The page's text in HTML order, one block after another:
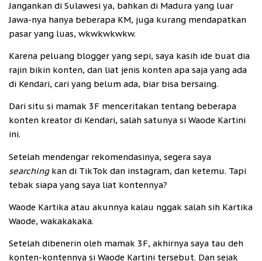
Jangankan di Sulawesi ya, bahkan di Madura yang luar
Jawa-nya hanya beberapa KM, juga kurang mendapatkan
pasar yang luas, wkwkwkwkw.
Karena peluang blogger yang sepi, saya kasih ide buat dia
rajin bikin konten, dan liat jenis konten apa saja yang ada
di Kendari, cari yang belum ada, biar bisa bersaing.
Dari situ si mamak 3F menceritakan tentang beberapa
konten kreator di Kendari, salah satunya si Waode Kartini
ini.
Setelah mendengar rekomendasinya, segera saya
searching kan di TikTok dan instagram, dan ketemu. Tapi
tebak siapa yang saya liat kontennya?
Waode Kartika atau akunnya kalau nggak salah sih Kartika
Waode, wakakakaka.
Setelah dibenerin oleh mamak 3F, akhirnya saya tau deh
konten-kontennya si Waode Kartini tersebut. Dan sejak